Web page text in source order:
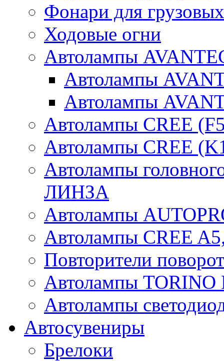
Фонари для
Ходовые огни
Автолампы
Автолампы
Автолампы
Автолампы CREE
Автолампы CREE
Автолампы
ЛИНЗА
Автолампы
Автолампы CREE
Повторители
Автолампы
Автолампы
Автосувениры
Брелоки